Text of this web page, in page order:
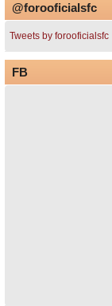
@forooficialsfc
Tweets by forooficialsfc
FB